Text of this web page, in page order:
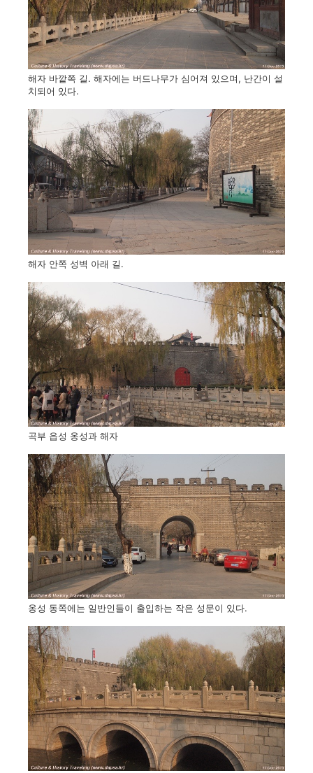
해자 바깥쪽 길. 해자에는 버드나무가 심어져 있으며, 난간이 설
치되어 있다.
해자 안쪽 성벽 아래 길.
곡부 읍성 옹성과 해자
옹성 동쪽에는 일반인들이 출입하는 작은 성문이 있다.